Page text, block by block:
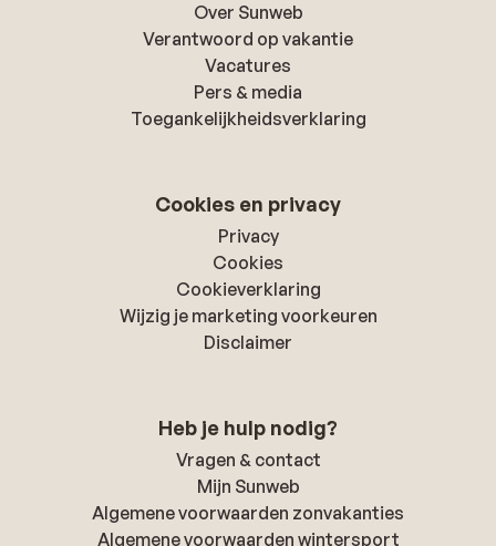
Over Sunweb
Verantwoord op vakantie
Vacatures
Pers & media
Toegankelijkheidsverklaring
Cookies en privacy
Privacy
Cookies
Cookieverklaring
Wijzig je marketing voorkeuren
Disclaimer
Heb je hulp nodig?
Vragen & contact
Mijn Sunweb
Algemene voorwaarden zonvakanties
Algemene voorwaarden wintersport